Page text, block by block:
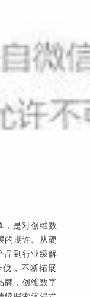
，是对创维数
的期许。从硬
品到行业级解
，不断拓展
牌，创维数字